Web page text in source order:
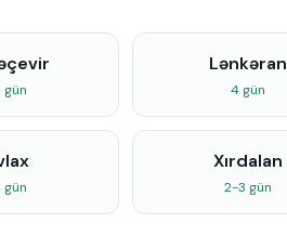
Lənkəran
4 gün
Xırdalan
2-3 gün